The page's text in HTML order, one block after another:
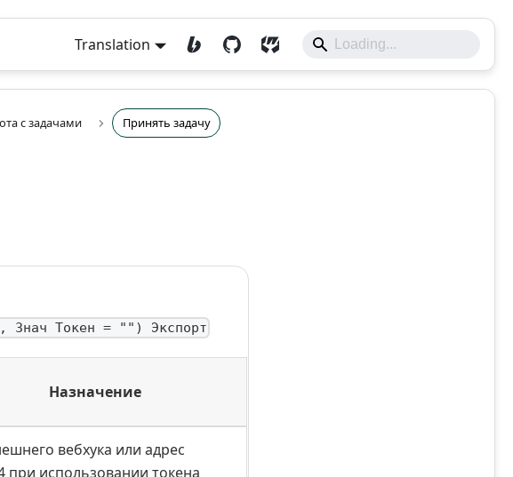
Translation
с задачами Принять задачу
Знач Токен = "") Экспорт
Назначение
вебхука или адрес
при использовании токена